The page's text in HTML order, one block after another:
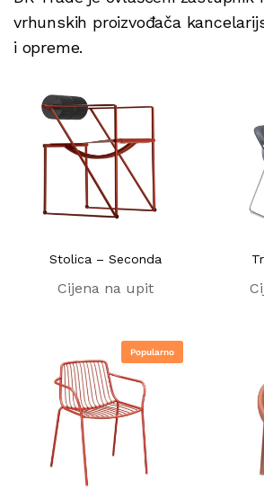
vrhunskih proizvođača
i opreme.
Stolica – Seconda
Cijena na upit
Popularno